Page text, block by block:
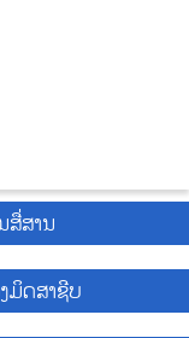
ສື່ສານ
ມິດສາຊີບ